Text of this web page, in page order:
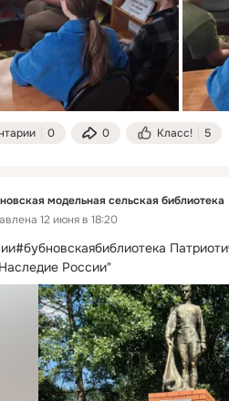
0 0 Класс! 5
модельная сельская библиотека
12 июня в 18:20
России"